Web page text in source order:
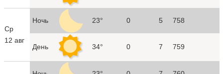
Ср
12 авг
Ночь 23° 0 5 758
День 34° 0 7 759